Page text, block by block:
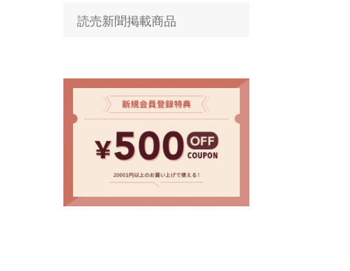
読売新聞掲載商品